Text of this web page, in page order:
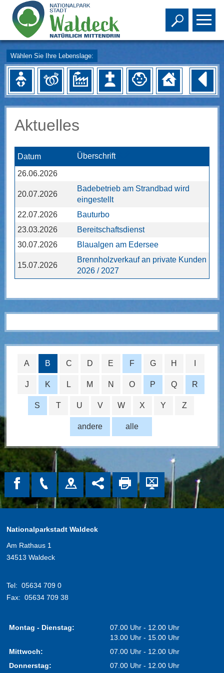
Toggle
Wählen Sie Ihre Lebenslage:
Aktuelles
Datum Überschrift
26.06.2026
20.07.2026
Badebetrieb am Strandbad wird
eingestellt
22.07.2026
Bauturbo
23.03.2026
Bereitschaftsdienst
30.07.2026
Blaualgen am Edersee
15.07.2026
Brennholzverkauf an private Kunden
2026 / 2027
alle
A B C D E F G H
J K L M N O P Q R
S T U V W X Y Z
andere
Nationalparkstadt Waldeck
Am Rathaus 1
34513 Waldeck
Tel: 05634 709 0
Fax: 05634 709 38
Montag - Dienstag:
07.00 Uhr - 12.00 Uhr
13.00 Uhr - 15.00 Uhr
Mittwoch:
07.00 Uhr - 12.00 Uhr
Donnerstag:
07.00 Uhr - 12.00 Uhr